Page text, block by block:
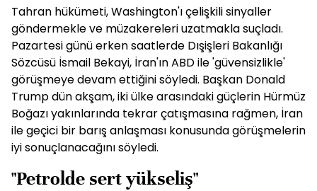
Tahran hükümeti, Washington'ı çelişkili sinyaller
göndermekle ve müzakereleri uzatmakla suçladı.
Pazartesi günü erken saatlerde Dışişleri Bakanlığı
Sözcüsü İsmail Bekayi, İran'ın ABD ile 'güvensizlikle'
görüşmeye devam ettiğini söyledi. Başkan Donald
Trump dün akşam, iki ülke arasındaki güçlerin Hürmüz
Boğazı yakınlarında tekrar çatışmasına rağmen, İran
ile geçici bir barış anlaşması konusunda görüşmelerin
iyi sonuçlanacağını söyledi.
"Petrolde sert yükseliş"